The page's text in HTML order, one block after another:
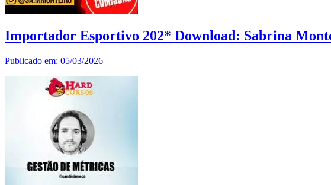
Importador Esportivo 202* Download: Sabrina
Publicado em: 05/03/2026